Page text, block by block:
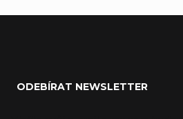
ODEBÍRAT NEWSLETTER